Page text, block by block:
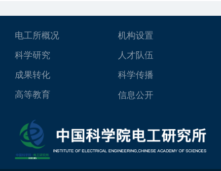
电工所概况
机构设置
科学研究
人才队伍
成果转化
科学传播
高等教育
信息公开